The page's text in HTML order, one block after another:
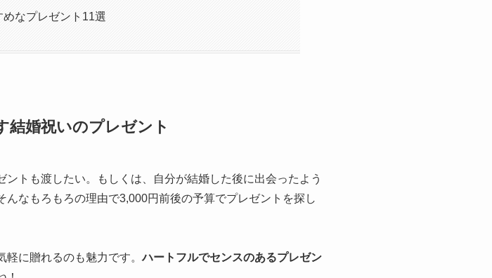
なプレゼント11選
結婚祝いのプレゼント
トも渡したい。もしくは、自分が結婚した後に出会ったよう
なもろもろの理由で3,000円前後の予算でプレゼントを探し
軽に贈れるのも魅力です。ハートフルでセンスのあるプレゼン